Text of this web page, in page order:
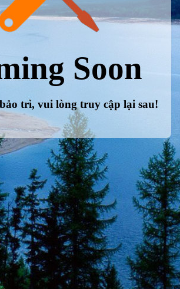
Soon
trì, vui lòng truy cập lại sau!